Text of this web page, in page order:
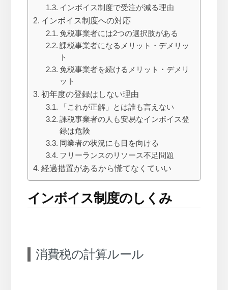
インボイス制度で受注が減る理由
インボイス制度への対応
免税事業者には2つの選択肢がある
課税事業者になるメリット・デメリッ
ト
免税事業者を続けるメリット・デメリ
ット
初年度の登録はしない理由
「これが正解」とは誰も言えない
課税事業者の人も安易なインボイス登
録は危険
同業者の状況にも目を向ける
フリーランスのリソース不足問題
経過措置があるから慌てなくていい
インボイス制度のしくみ
消費税の計算ルール